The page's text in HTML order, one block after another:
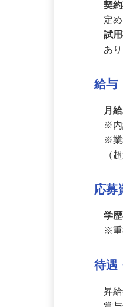
正
契
定
あ
給与
月
※
（
応
※重
待